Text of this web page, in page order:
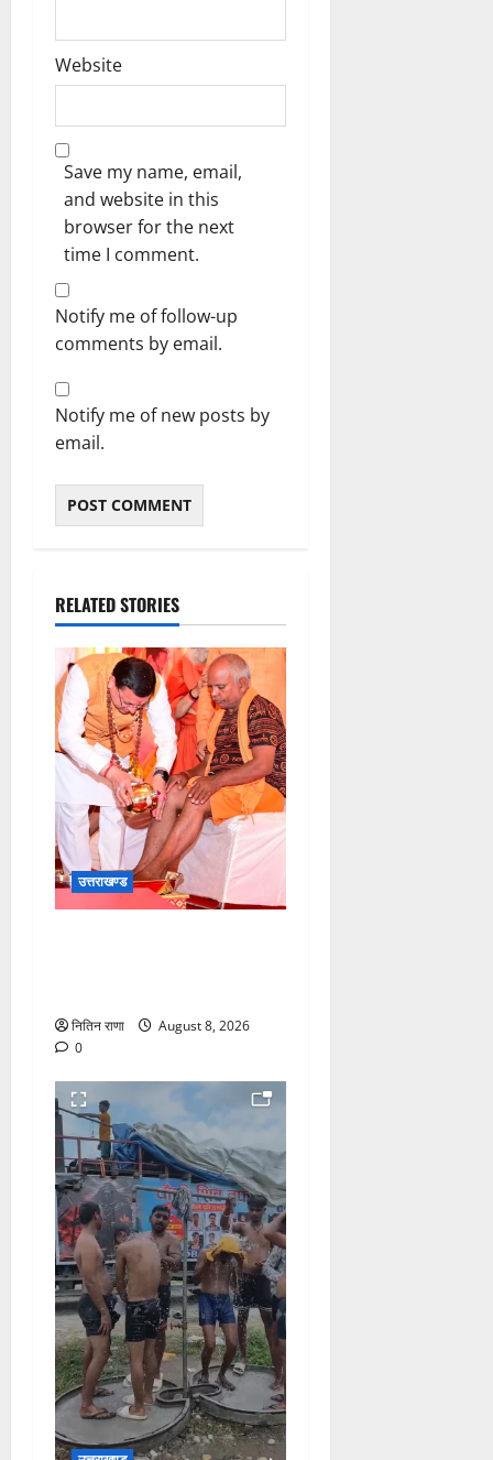
Website
Save my name, email,
and website in this
browser for the next
time I comment.
Notify me of follow-up
comments by email.
Notify me of new posts by
email.
RELATED STORIES
उत्तराखण्ड
नितिन राणा
August 8, 2026
0